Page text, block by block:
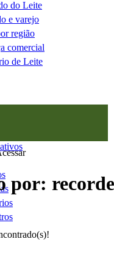
do Leite
e varejo
região
comercial
de Leite
por: recorde